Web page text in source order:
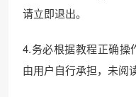
请立即退出。
4.务必根据教程正确操
由用户自行承担，未阅